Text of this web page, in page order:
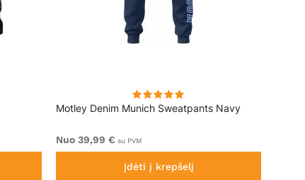
Motley Denim Munich Sweatpants Navy
Nuo 39,99 € su PVM
Įdėti į krepšelį